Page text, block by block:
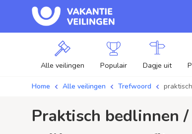
Alle veilingen Populair Dagje uit
Home Alle veilingen Trefwoord
praktisch bedlinnen / aanbiedingen - Plaats je bod op praktisch bedlinnen